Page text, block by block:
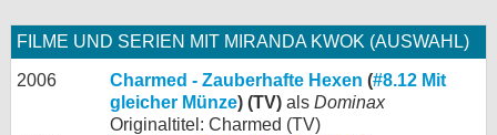
FILME UND SERIEN MIT MIRANDA KWOK (AUSWAHL)
2006 Charmed - Zauberhafte Hexen (#8.12 Mit
gleicher Münze) (TV) als Dominax
Originaltitel: Charmed (TV)